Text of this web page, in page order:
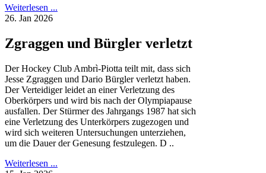
Weiterlesen ...
26. Jan 2026
Zgraggen und Bürgler verletzt
Der Hockey Club Ambrì-Piotta teilt mit, dass sich
Jesse Zgraggen und Dario Bürgler verletzt haben.
Der Verteidiger leidet an einer Verletzung des
Oberkörpers und wird bis nach der Olympiapause
ausfallen. Der Stürmer des Jahrgangs 1987 hat sich
eine Verletzung des Unterkörpers zugezogen und
wird sich weiteren Untersuchungen unterziehen,
um die Dauer der Genesung festzulegen. D ..
Weiterlesen ...